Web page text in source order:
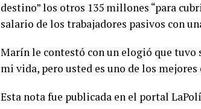
destino” los otros 135 millones “para
salario de los trabajadores pasivos con
Marín le contestó con un elogió que tuvo
mi vida, pero usted es uno de los
Esta nota fue publicada en el portal